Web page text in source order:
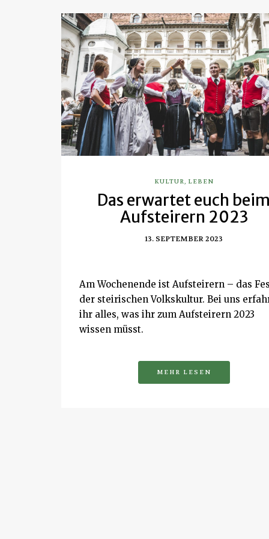
KULTUR, LEBEN
Das erwartet euch
Aufsteirern 2023
13. SEPTEMBER 2023
Am Wochenende ist Aufsteirern – das
der steirischen Volkskultur. Bei uns
ihr alles, was ihr zum Aufsteirern 2023
wissen müsst.
MEHR LESEN